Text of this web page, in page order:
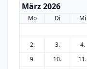
März 2026
Mo Di Mi
2.
3. 4.
9.
10. 11.